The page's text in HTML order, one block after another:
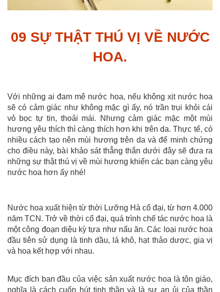
09 SỰ THẬT THÚ VỊ VỀ NƯỚC
HOA.
Với những ai đam mê nước hoa, nếu không xịt nước hoa
sẽ có cảm giác như không mặc gì ấy, nó trần trụi khỏi cái
vỏ bọc tự tin, thoải mái. Nhưng cảm giác mặc một mùi
hương yêu thích thì càng thích hơn khi trên da. Thực tế, có
nhiều cách tạo nên mùi hương trên da và để minh chứng
cho điều này, bài khảo sát thẳng thắn dưới đây sẽ đưa ra
những sự thật thú vị về mùi hương khiến các bạn càng yêu
nước hoa hơn ấy nhé!
Nước hoa xuất hiện từ thời Lưỡng Hà cổ đại, từ hơn 4.000
năm TCN. Trở về thời cổ đại, quá trình chế tác nước hoa là
một công đoạn diệu kỳ tựa như nấu ăn. Các loại nước hoa
đầu tiên sử dụng là tinh dầu, lá khô, hạt thảo dược, gia vị
và hoa kết hợp với nhau.
Mục đích ban đầu của việc sản xuất nước hoa là tôn giáo,
nghĩa là cách cuốn hút tinh thần và là sự an ủi của thần